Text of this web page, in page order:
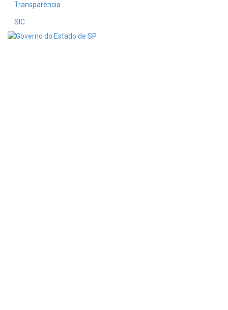
Transparência
SIC